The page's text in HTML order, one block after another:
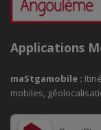
Applications
maStgamobile :
mobiles,